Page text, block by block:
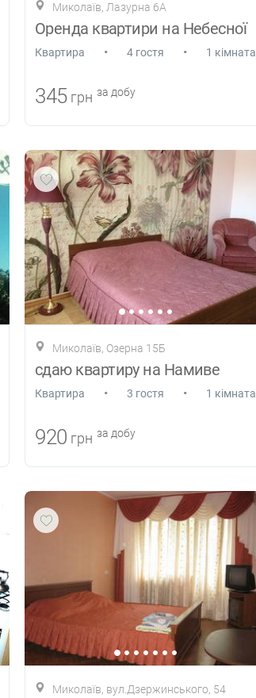
Миколаїв, Лазурна 6А
Оренда квартири на Небесної
Квартира • 4 гостя • 1 кімната
345 грн за добу
Миколаїв, Озерна 15Б
сдаю квартиру на Намиве
Квартира • 3 гостя • 1 кімната
920 грн за добу
Миколаїв, вул.Дзержинського, 54